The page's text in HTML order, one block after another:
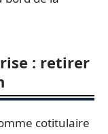
: retirer
cotitulaire